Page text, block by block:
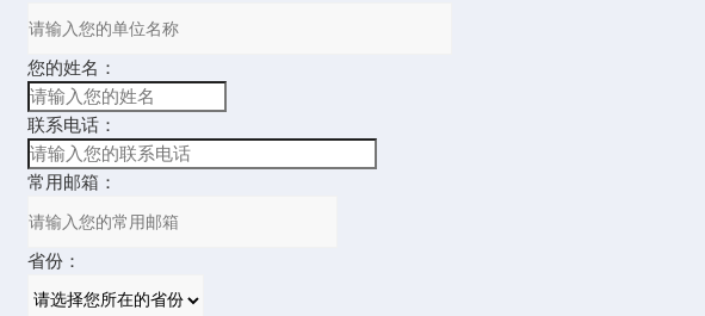
您的姓名：
联系电话：
常用邮箱：
省份：